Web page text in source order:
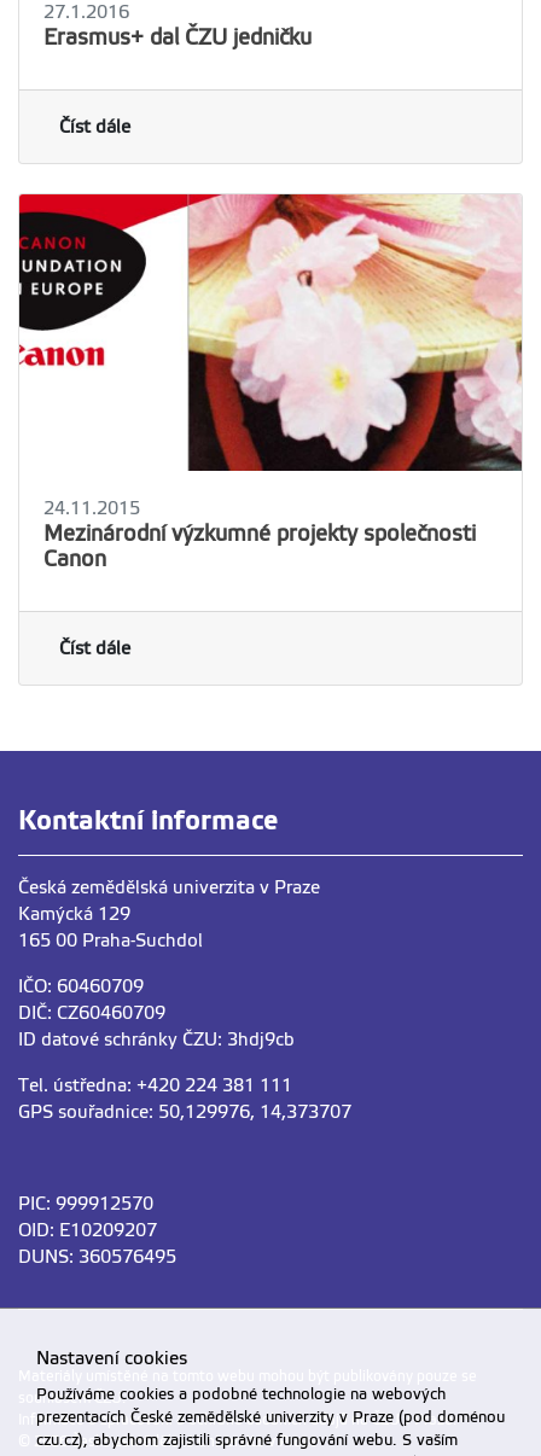
27.1.2016
Erasmus+ dal ČZU jedničku
Číst dále
24.11.2015
Mezinárodní výzkumné projekty společnosti
Canon
Číst dále
Kontaktní informace
Česká zemědělská univerzita v Praze
Kamýcká 129
165 00 Praha-Suchdol
IČO: 60460709
DIČ: CZ60460709
ID datové schránky ČZU: 3hdj9cb
Tel. ústředna: +420 224 381 111
GPS souřadnice: 50,129976, 14,373707
PIC: 999912570
OID: E10209207
DUNS: 360576495
souhlasem ČZU.
Informace o zpracování a ochraně osobních údajů na ČZU v Praze.
© 2026 Česká zemědělská univerzita v Praze
Nastavení cookies
Používáme cookies a podobné technologie na webových
prezentacích České zemědělské univerzity v Praze (pod doménou
czu.cz), abychom zajistili správné fungování webu. S vaším